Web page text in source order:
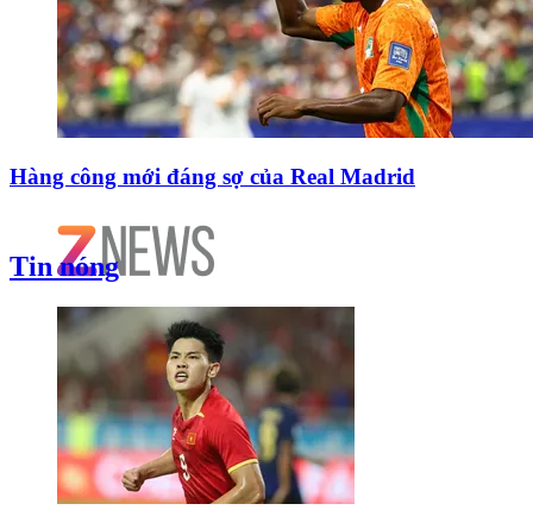
Hàng công mới đáng sợ của Real Madrid
Tin nóng